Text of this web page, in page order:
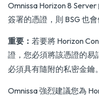
Omnissa Horizon 8
簽署的憑證，則 BSG 也
重要： 若要將 Horizon
證，您必須將該憑證的易
必須具有隨附的私密金鑰。
Omnissa 強烈建議您為